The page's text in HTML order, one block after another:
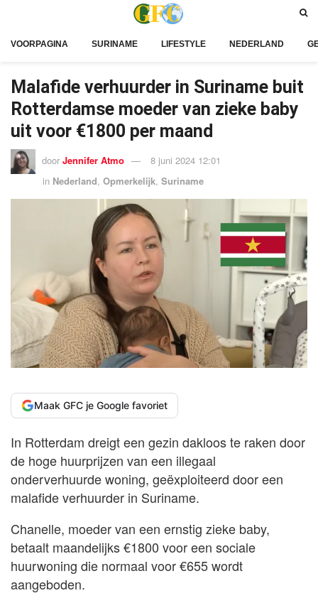
VOORPAGINA SURINAME LIFESTYLE NEDERLAND
Malafide verhuurder in Suriname buit
Rotterdamse moeder van zieke baby
uit voor €1800 per maand
door Jennifer Atmo
8 juni 2024 12:01
in Nederland, Opmerkelijk, Suriname
Maak GFC je Google favoriet
In Rotterdam dreigt een gezin dakloos te raken door
de hoge huurprijzen van een illegaal
onderverhuurde woning, geëxploiteerd door een
malafide verhuurder in Suriname.
Chanelle, moeder van een ernstig zieke baby,
betaalt maandelijks €1800 voor een sociale
huurwoning die normaal voor €655 wordt
aangeboden.